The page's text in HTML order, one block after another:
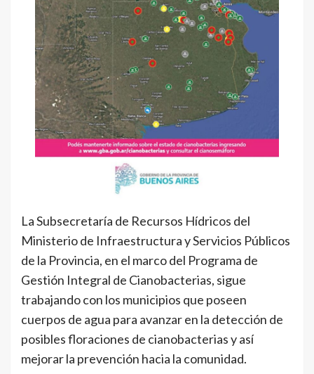
La Subsecretaría de Recursos Hídricos del
Ministerio de Infraestructura y Servicios Públicos
de la Provincia, en el marco del Programa de
Gestión Integral de Cianobacterias, sigue
trabajando con los municipios que poseen
cuerpos de agua para avanzar en la detección de
posibles floraciones de cianobacterias y así
mejorar la prevención hacia la comunidad.